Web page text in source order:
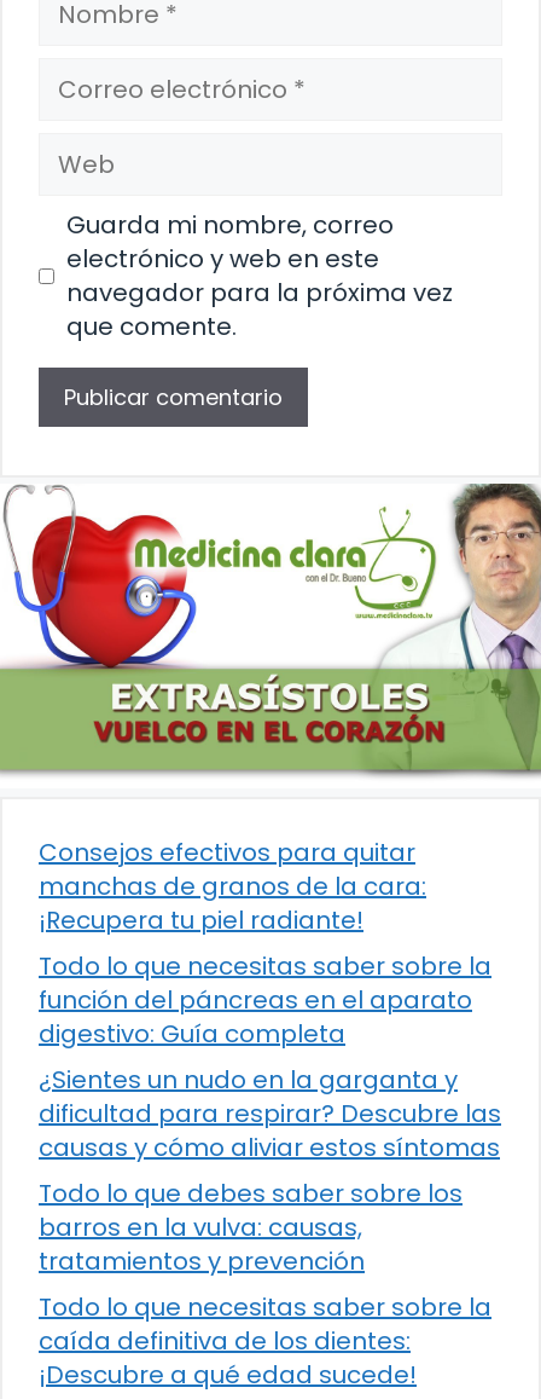
Correo
electrónico
Web
Guarda mi nombre, correo
electrónico y web en este
navegador para la próxima vez
que comente.
Consejos efectivos para quitar
manchas de granos de la cara:
¡Recupera tu piel radiante!
Todo lo que necesitas saber sobre la
función del páncreas en el aparato
digestivo: Guía completa
¿Sientes un nudo en la garganta y
dificultad para respirar? Descubre las
causas y cómo aliviar estos síntomas
Todo lo que debes saber sobre los
barros en la vulva: causas,
tratamientos y prevención
Todo lo que necesitas saber sobre la
caída definitiva de los dientes:
¡Descubre a qué edad sucede!